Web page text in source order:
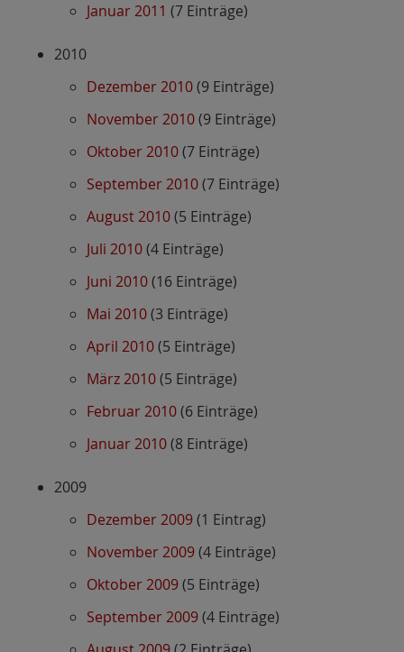
Januar 2011 (7 Einträge)
2010
Dezember 2010(9 Einträge)
November 2010(9 Einträge)
Oktober 2010(7 Einträge)
September 2010(7 Einträge)
August 2010(5 Einträge)
Juli 2010(4 Einträge)
Juni 2010(16 Einträge)
Mai 2010(3 Einträge)
April 2010(5 Einträge)
März 2010(5 Einträge)
Februar 2010(6 Einträge)
Januar 2010(8 Einträge)
2009
Dezember 2009(1 Eintrag)
November 2009(4 Einträge)
Oktober 2009(5 Einträge)
September 2009(4 Einträge)